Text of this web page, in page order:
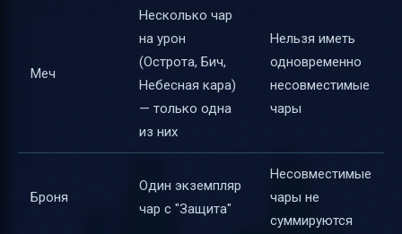
Меч
Несколько чар
на урон
(Острота, Бич,
Небесная кара)
— только одна
из них
Нельзя иметь
одновременно
несовместимые
чары
Броня
Один экземпляр
чар с "Защита"
Несовместимые
чары не
суммируются